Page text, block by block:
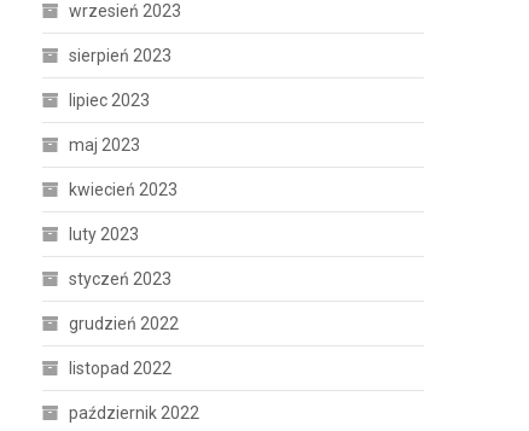
wrzesień 2023
sierpień 2023
lipiec 2023
maj 2023
kwiecień 2023
luty 2023
styczeń 2023
grudzień 2022
listopad 2022
październik 2022